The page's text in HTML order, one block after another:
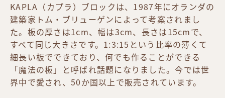
KAPLA（カプラ）ブロックは、1987年にオランダの
建築家トム・ブリューゲンによって考案されまし
た。板の厚さは1cm、幅は3cm、長さは15cmで、
すべて同じ大きさです。1:3:15という比率の薄くて
細長い板でできており、何でも作ることができる
「魔法の板」と呼ばれ話題になりました。今では世
界中で愛され、50か国以上で販売されています。